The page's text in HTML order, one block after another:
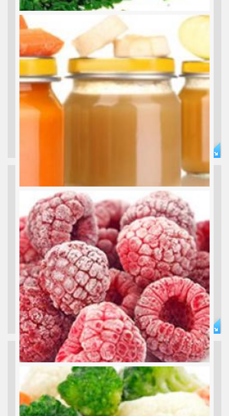
Schnittlauch, Basilikum, Thymian... Chives, Basil, Thyme, Aneth...
Auberginen, Bohnen, Kürbis... Aubergine, Beans, Pumpkin...
Aprikosen, Erdbeeren, Kirschen... Apricot, Strawberry, Cherry...
TK BIO GEMÜSE